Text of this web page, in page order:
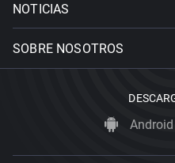
NOTICIAS
SOBRE NOSOTROS
Android